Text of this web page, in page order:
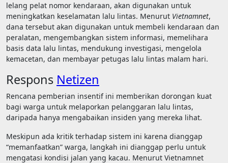
lelang pelat nomor kendaraan, akan digunakan untuk
meningkatkan keselamatan lalu lintas. Menurut Vietnamnet,
dana tersebut akan digunakan untuk membeli kendaraan dan
peralatan, mengembangkan sistem informasi, memelihara
basis data lalu lintas, mendukung investigasi, mengelola
kemacetan, dan membayar petugas lalu lintas malam hari.
Respons Netizen
Rencana pemberian insentif ini memberikan dorongan kuat
bagi warga untuk melaporkan pelanggaran lalu lintas,
daripada hanya mengabaikan insiden yang mereka lihat.
Meskipun ada kritik terhadap sistem ini karena dianggap
“memanfaatkan” warga, langkah ini dianggap perlu untuk
mengatasi kondisi jalan yang kacau. Menurut Vietnamnet